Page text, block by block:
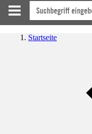
Startseite